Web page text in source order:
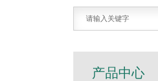
产品中心